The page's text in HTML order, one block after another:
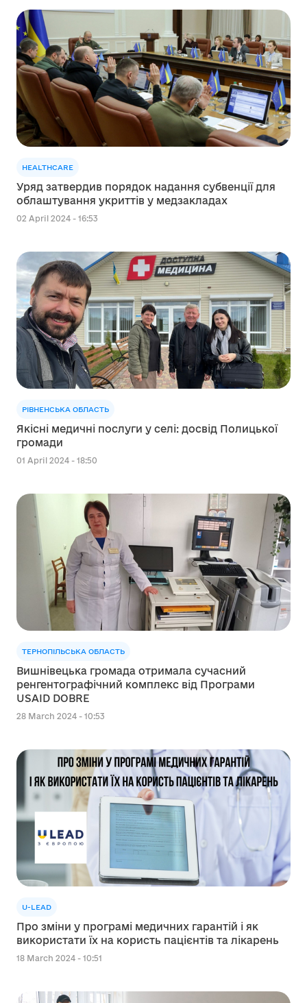
HEALTHCARE
Уряд затвердив порядок надання субвенції для
облаштування укриттів у медзакладах
02 April 2024 - 16:53
РІВНЕНСЬКА ОБЛАСТЬ
Якісні медичні послуги у селі: досвід Полицької
громади
01 April 2024 - 18:50
ТЕРНОПІЛЬСЬКА ОБЛАСТЬ
Вишнівецька громада отримала сучасний
ренгентографічний комплекс від Програми
USAID DOBRE
28 March 2024 - 10:53
U-LEAD
Про зміни у програмі медичних гарантій і як
використати їх на користь пацієнтів та лікарень
18 March 2024 - 10:51